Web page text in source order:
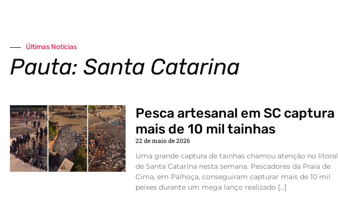
Últimas Notícias
Pauta: Santa Catarina
Pesca artesanal em SC captura
mais de 10 mil tainhas
22 de maio de 2026
Uma grande captura de tainhas chamou atenção no litoral
de Santa Catarina nesta semana. Pescadores da Praia de
Cima, em Palhoça, conseguiram capturar mais de 10 mil
peixes durante um mega lanço realizado […]